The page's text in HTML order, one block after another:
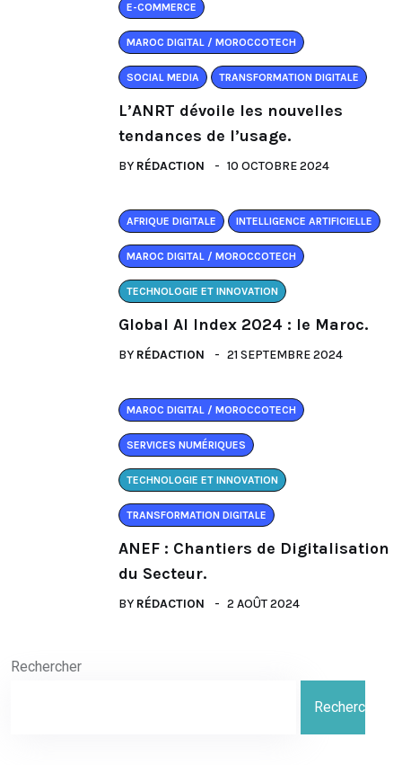
E-COMMERCE
MAROC DIGITAL / MOROCCOTECH
SOCIAL MEDIA TRANSFORMATION DIGITALE
L’ANRT dévoile les nouvelles
tendances de l’usage.
BY RÉDACTION 10 OCTOBRE 2024
AFRIQUE DIGITALE INTELLIGENCE ARTIFICIELLE
MAROC DIGITAL / MOROCCOTECH
TECHNOLOGIE ET INNOVATION
Global AI Index 2024 : le Maroc.
BY RÉDACTION 21 SEPTEMBRE 2024
MAROC DIGITAL / MOROCCOTECH
SERVICES NUMÉRIQUES
TECHNOLOGIE ET INNOVATION
TRANSFORMATION DIGITALE
ANEF : Chantiers de Digitalisation
du Secteur.
BY RÉDACTION 2 AOÛT 2024
Rechercher
Rechercher